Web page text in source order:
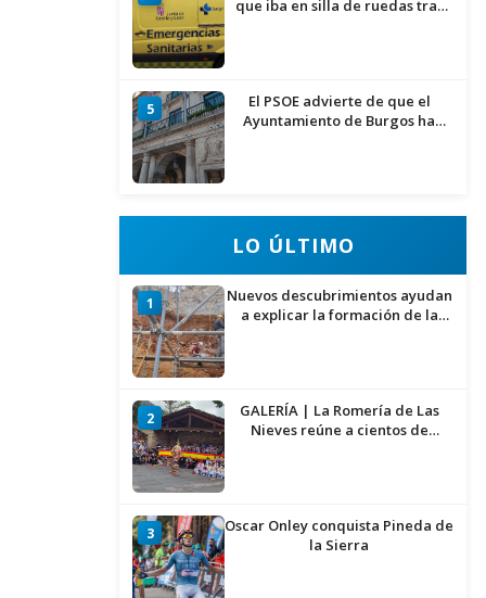
que iba en silla de ruedas tras
5
El PSOE advierte de que el
Ayuntamiento de Burgos ha
LO ÚLTIMO
1
Nuevos descubrimientos ayudan
a explicar la formación de la
2
GALERÍA | La Romería de Las
Nieves reúne a cientos de
3
Oscar Onley conquista Pineda de
la Sierra